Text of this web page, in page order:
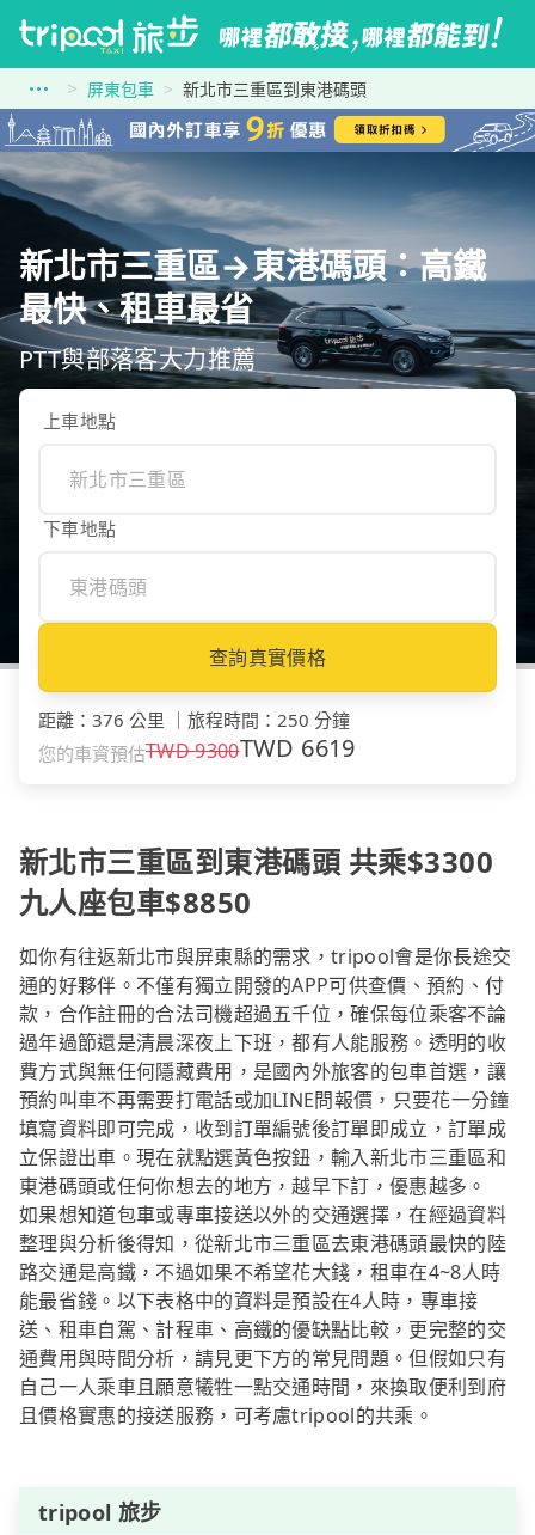
屏東包車 新北市三重區到東港碼頭
新北市三重區→東港碼頭：高鐵
最快、租車最省
PTT與部落客大力推薦
上車地點
下車地點
查詢真實價格
距離 ： 376 公里 旅程時間 ： 250 分鐘
您的車資預估TWD9300TWD 6619
新北市三重區到東港碼頭 共乘$3300
九人座包車$8850
如你有往返新北市與屏東縣的需求，tripool會是你長途交
通的好夥伴。不僅有獨立開發的APP可供查價、預約、付
款，合作註冊的合法司機超過五千位，確保每位乘客不論
過年過節還是清晨深夜上下班，都有人能服務。透明的收
費方式與無任何隱藏費用，是國內外旅客的包車首選，讓
預約叫車不再需要打電話或加LINE問報價，只要花一分鐘
填寫資料即可完成，收到訂單編號後訂單即成立，訂單成
立保證出車。現在就點選黃色按鈕，輸入新北市三重區和
東港碼頭或任何你想去的地方，越早下訂，優惠越多。
如果想知道包車或專車接送以外的交通選擇，在經過資料
整理與分析後得知，從新北市三重區去東港碼頭最快的陸
路交通是高鐵，不過如果不希望花大錢，租車在4~8人時
能最省錢。以下表格中的資料是預設在4人時，專車接
送、租車自駕、計程車、高鐵的優缺點比較，更完整的交
通費用與時間分析，請見更下方的常見問題。但假如只有
自己一人乘車且願意犧牲一點交通時間，來換取便利到府
且價格實惠的接送服務，可考慮tripool的共乘。
tripool 旅步